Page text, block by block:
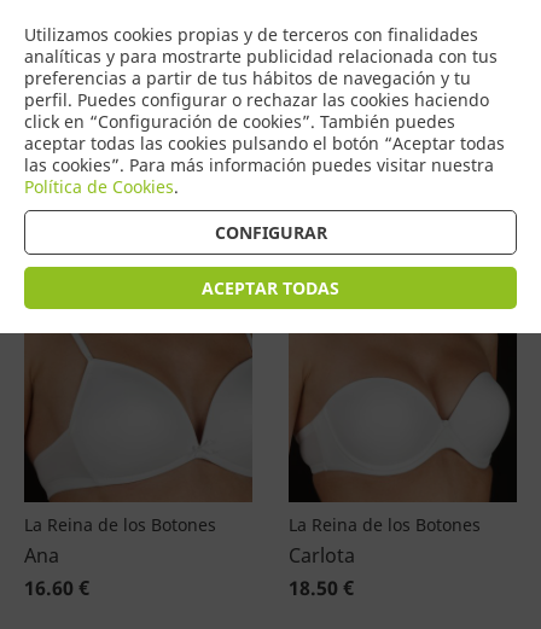
Utilizamos cookies propias y de terceros con finalidades
analíticas y para mostrarte publicidad relacionada con tus
preferencias a partir de tus hábitos de navegación y tu
perfil. Puedes configurar o rechazar las cookies haciendo
click en “Configuración de cookies”. También puedes
aceptar todas las cookies pulsando el botón “Aceptar todas
las cookies”. Para más información puedes visitar nuestra
Política de Cookies.
CONFIGURAR
ACEPTAR TODAS
0
COMERCIO
DE TORRIJOS
Productos (4601)
Ordenar por precio
La Reina de los Botones
Ana
16.60 €
La Reina de los Botones
Carlota
18.50 €